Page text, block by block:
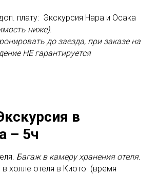
плату: Экскурсия Нара и Осака
ниже).
до заезда, при заказе на
НЕ гарантируется
в
– 5ч
Багаж в камеру хранения отеля.
в холле отеля в Киото (время